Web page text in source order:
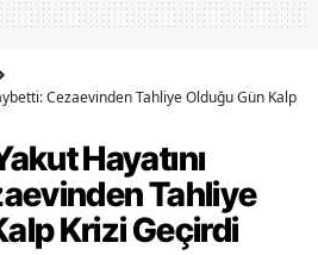
Cezaevinden Tahliye Olduğu Gün Kalp
Hayatını
Tahliye
Krizi Geçirdi